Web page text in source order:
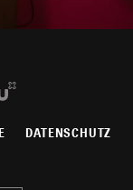
DATENSCHUTZ